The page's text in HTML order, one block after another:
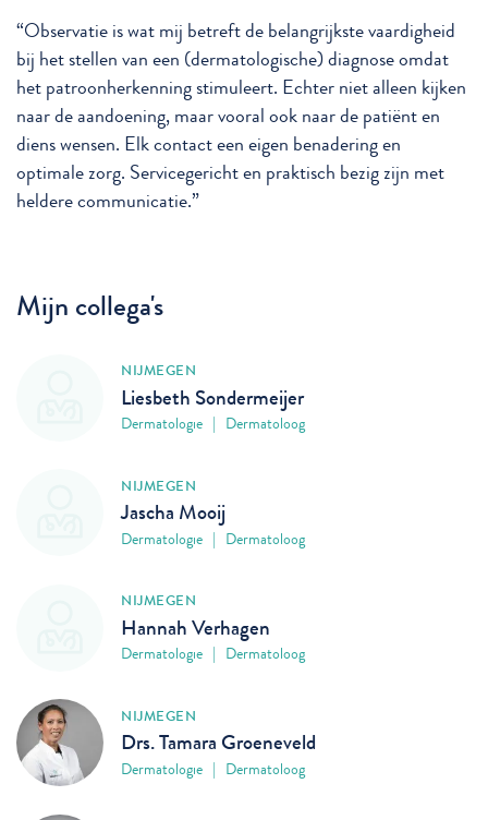
“Observatie is wat mij betreft de belangrijkste vaardigheid
bij het stellen van een (dermatologische) diagnose omdat
het patroonherkenning stimuleert. Echter niet alleen kijken
naar de aandoening, maar vooral ook naar de patiënt en
diens wensen. Elk contact een eigen benadering en
optimale zorg. Servicegericht en praktisch bezig zijn met
heldere communicatie.”
Mijn collega's
NIJMEGEN
Liesbeth Sondermeijer
Dermatologie | Dermatoloog
NIJMEGEN
Jascha Mooij
Dermatologie | Dermatoloog
NIJMEGEN
Hannah Verhagen
Dermatologie | Dermatoloog
NIJMEGEN
Drs. Tamara Groeneveld
Dermatologie | Dermatoloog